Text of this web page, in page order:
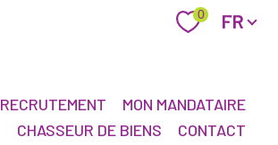
0 Langue
FR
RECRUTEMENT
MON MANDATAIRE
CHASSEUR DE BIENS
CONTACT